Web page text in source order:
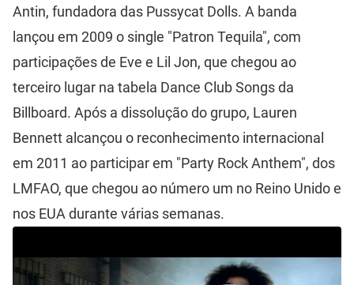
Antin, fundadora das Pussycat Dolls. A banda
lançou em 2009 o single "Patron Tequila", com
participações de Eve e Lil Jon, que chegou ao
terceiro lugar na tabela Dance Club Songs da
Billboard. Após a dissolução do grupo, Lauren
Bennett alcançou o reconhecimento internacional
em 2011 ao participar em "Party Rock Anthem", dos
LMFAO, que chegou ao número um no Reino Unido e
nos EUA durante várias semanas.